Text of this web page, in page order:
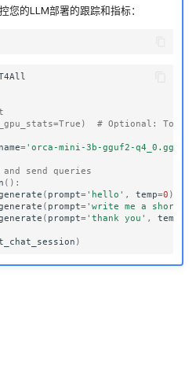
您的LLM部署的跟踪和指标：
# Optional: To
= 'orca-mini-3b-gguf2-q4_0.gguf'
send queries
():
( prompt= 'hello' , temp=0 )
( prompt= 'write me a short
( prompt= 'thank you' , temp
)